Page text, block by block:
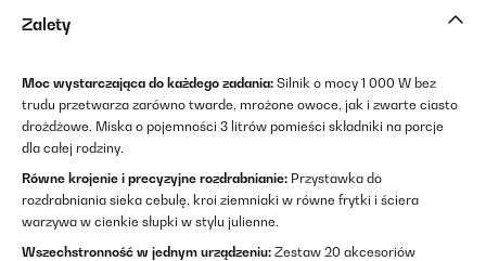
Zalety
Moc wystarczająca do każdego zadania: Silnik o mocy 1 000 W bez
trudu przetwarza zarówno twarde, mrożone owoce, jak i zwarte ciasto
drożdżowe. Miska o pojemności 3 litrów pomieści składniki na porcje
dla całej rodziny.
Równe krojenie i precyzyjne rozdrabnianie: Przystawka do
rozdrabniania sieka cebulę, kroi ziemniaki w równe frytki i ściera
warzywa w cienkie słupki w stylu julienne.
Wszechstronność w jednym urządzeniu: Zestaw 20 akcesoriów